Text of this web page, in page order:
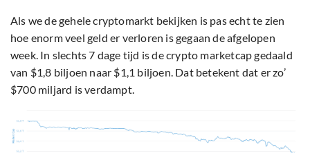
Als we de gehele cryptomarkt bekijken is pas echt te zien
hoe enorm veel geld er verloren is gegaan de afgelopen
week. In slechts 7 dage tijd is de crypto marketcap gedaald
van $1,8 biljoen naar $1,1 biljoen. Dat betekent dat er zo’
$700 miljard is verdampt.